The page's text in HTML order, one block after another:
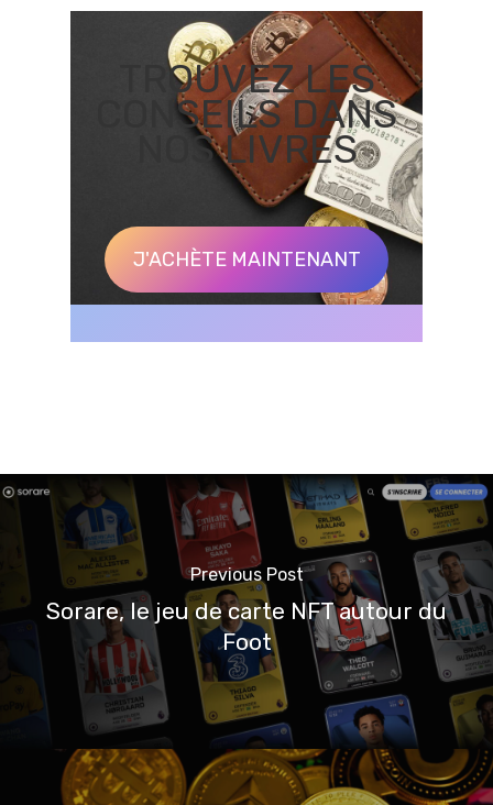
TROUVEZ LES
CONSEILS DANS
NOS LIVRES
J'ACHÈTE MAINTENANT
Previous Post
Sorare, le jeu de carte NFT autour du
Foot